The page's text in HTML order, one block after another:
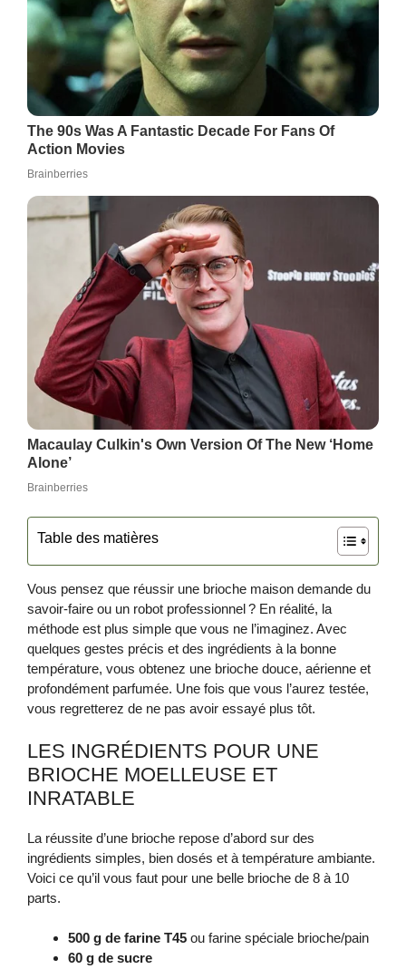
Table des matières
Vous pensez que réussir une brioche maison demande du
savoir‑faire ou un robot professionnel ? En réalité, la
méthode est plus simple que vous ne l’imaginez. Avec
quelques gestes précis et des ingrédients à la bonne
température, vous obtenez une brioche douce, aérienne et
profondément parfumée. Une fois que vous l’aurez testée,
vous regretterez de ne pas avoir essayé plus tôt.
LES INGRÉDIENTS POUR UNE
BRIOCHE MOELLEUSE ET
INRATABLE
La réussite d’une brioche repose d’abord sur des
ingrédients simples, bien dosés et à température ambiante.
Voici ce qu’il vous faut pour une belle brioche de 8 à 10
parts.
500 g de farine T45 ou farine spéciale brioche/pain
60 g de sucre